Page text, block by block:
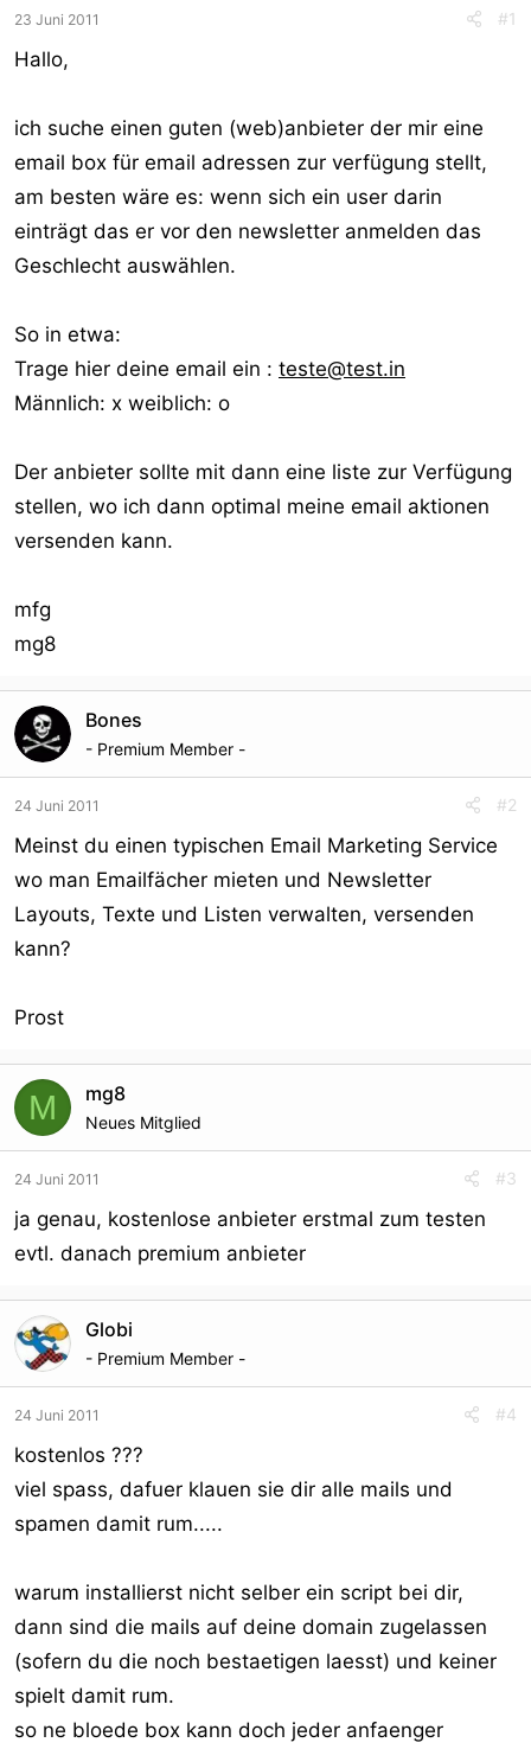
s
t
t
23 Juni 2011 #1
Hallo,
ich suche einen guten (web)anbieter der mir eine
email box für email adressen zur verfügung stellt,
am besten wäre es: wenn sich ein user darin
einträgt das er vor den newsletter anmelden das
Geschlecht auswählen.
So in etwa:
Trage hier deine email ein : teste@test.in
Männlich: x weiblich: o
Der anbieter sollte mit dann eine liste zur Verfügung
stellen, wo ich dann optimal meine email aktionen
versenden kann.
mfg
mg8
Bones
- Premium Member -
24 Juni 2011 #2
Meinst du einen typischen Email Marketing Service
wo man Emailfächer mieten und Newsletter
Layouts, Texte und Listen verwalten, versenden
kann?
Prost
M mg8
Neues Mitglied
24 Juni 2011 #3
ja genau, kostenlose anbieter erstmal zum testen
evtl. danach premium anbieter
Globi
- Premium Member -
24 Juni 2011 #4
kostenlos ???
viel spass, dafuer klauen sie dir alle mails und
spamen damit rum.....
warum installierst nicht selber ein script bei dir,
dann sind die mails auf deine domain zugelassen
(sofern du die noch bestaetigen laesst) und keiner
spielt damit rum.
so ne bloede box kann doch jeder anfaenger